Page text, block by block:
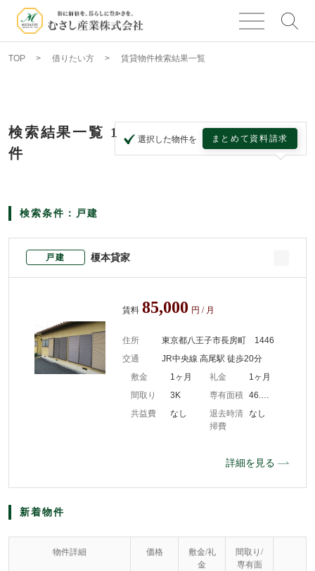
TOP 借りたい方 賃貸物件検索結果一覧
検索結果一覧 1
件
選択した物件を まとめて資料請求
検索条件：戸建
戸建 榎本貸家
賃料 85,000 円 / 月
住所
東京都八王子市長房町 1446
交通
JR中央線 高尾駅 徒歩20分
敷金
1ヶ月 礼金
1ヶ月
間取り
3K 専有面積
共益費
なし
退去時清
掃費
なし
詳細を見る
新着物件
物件詳細 価格
敷金/礼
金
間取り/
専有面